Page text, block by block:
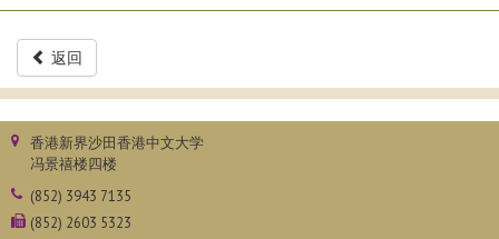
返回
香港新界沙田香港中文大学
冯景禧楼四楼
(852) 3943 7135
(852) 2603 5323